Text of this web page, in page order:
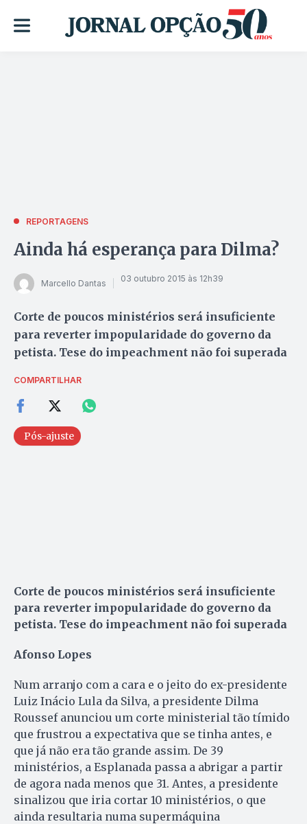
REPORTAGENS
Ainda há esperança para Dilma?
Marcello Dantas 03 outubro 2015 às 12h39
Corte de poucos ministérios será insuficiente
para reverter impopularidade do governo da
petista. Tese do impeachment não foi superada
COMPARTILHAR
Pós-ajuste
Corte de poucos ministérios será insuficiente
para reverter impopularidade do governo da
petista. Tese do impeachment não foi superada
Afonso Lopes
Num arranjo com a cara e o jeito do ex-presidente
Luiz Inácio Lula da Silva, a presidente Dilma
Roussef anunciou um corte ministerial tão tímido
que frustrou a expectativa que se tinha antes, e
que já não era tão grande assim. De 39
ministérios, a Esplanada passa a abrigar a partir
de agora nada menos que 31. Antes, a presidente
sinalizou que iria cortar 10 ministérios, o que
ainda resultaria numa supermáquina